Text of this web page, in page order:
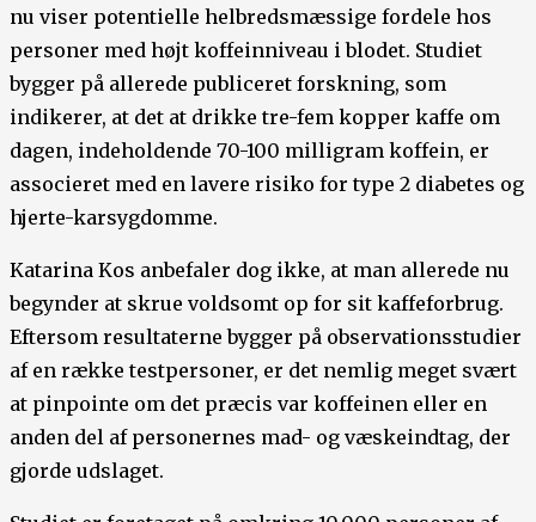
nu viser potentielle helbredsmæssige fordele hos
personer med højt koffeinniveau i blodet. Studiet
bygger på allerede publiceret forskning, som
indikerer, at det at drikke tre-fem kopper kaffe om
dagen, indeholdende 70-100 milligram koffein, er
associeret med en lavere risiko for type 2 diabetes og
hjerte-karsygdomme.
Katarina Kos anbefaler dog ikke, at man allerede nu
begynder at skrue voldsomt op for sit kaffeforbrug.
Eftersom resultaterne bygger på observationsstudier
af en række testpersoner, er det nemlig meget svært
at pinpointe om det præcis var koffeinen eller en
anden del af personernes mad- og væskeindtag, der
gjorde udslaget.